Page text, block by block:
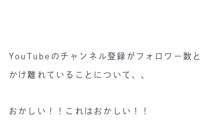
YouTubeのチャンネル登録がフォロワー数と
かけ離れていることについて、、
おかしい！！これはおかしい！！